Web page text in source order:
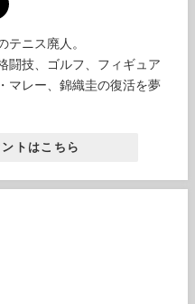
テニス廃人。
闘技、ゴルフ、フィギュア
マレー、錦織圭の復活を夢
トはこちら